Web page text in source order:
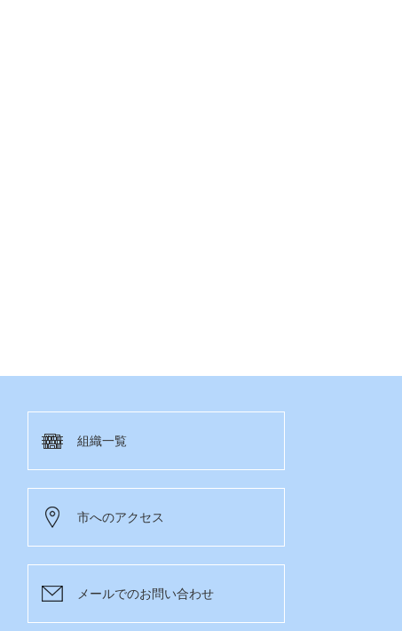
組織一覧
市へのアクセス
メールでのお問い合わせ